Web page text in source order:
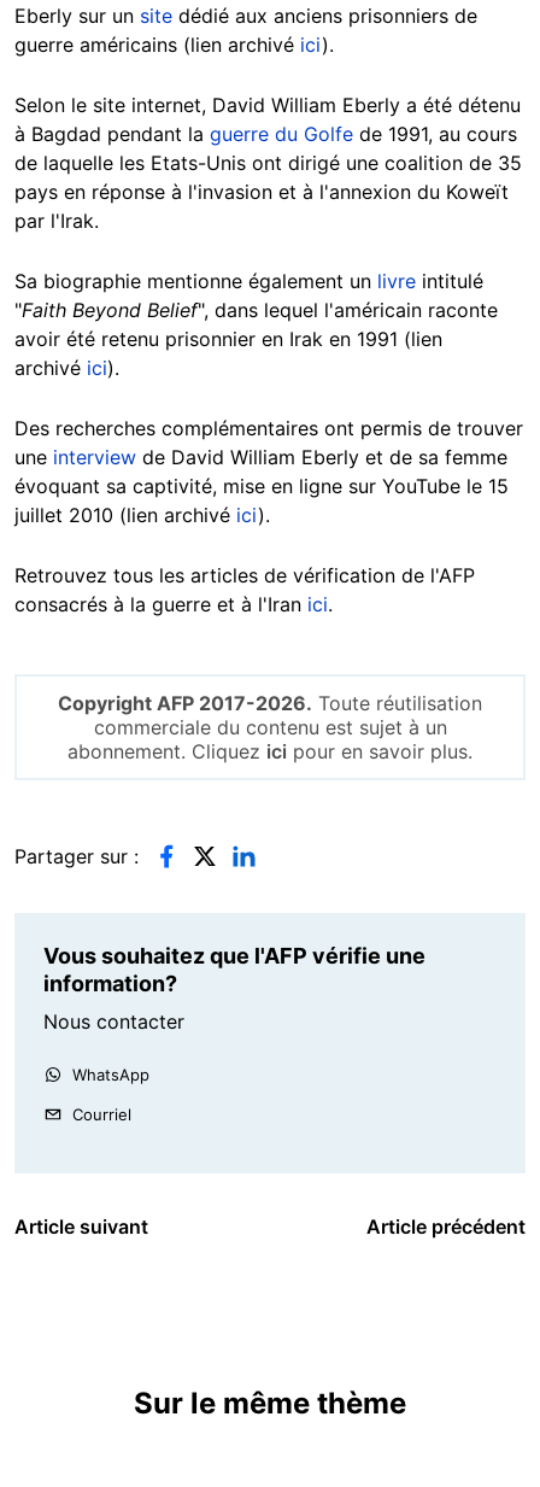
Eberly sur un site dédié aux anciens prisonniers de
guerre américains (lien archivé ici).
Selon le site internet, David William Eberly a été détenu
à Bagdad pendant la guerre du Golfe de 1991, au cours
de laquelle les Etats-Unis ont dirigé une coalition de 35
pays en réponse à l'invasion et à l'annexion du Koweït
par l'Irak.
Sa biographie mentionne également un livre intitulé
"Faith Beyond Belief", dans lequel l'américain raconte
avoir été retenu prisonnier en Irak en 1991 (lien
archivé ici).
Des recherches complémentaires ont permis de trouver
une interview de David William Eberly et de sa femme
évoquant sa captivité, mise en ligne sur YouTube le 15
juillet 2010 (lien archivé ici).
Retrouvez tous les articles de vérification de l'AFP
consacrés à la guerre et à l'Iran ici.
Copyright AFP 2017-2026. Toute réutilisation
commerciale du contenu est sujet à un
abonnement. Cliquez ici pour en savoir plus.
Partager sur :
Vous souhaitez que l'AFP vérifie une
information?
Nous contacter
WhatsApp
Courriel
Article suivant Article précédent
Sur le même thème